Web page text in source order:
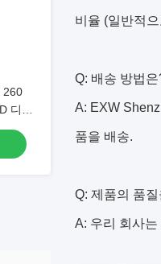
260
디스
비율 (일반적
Q: 배송 방법은
A: EXW
품을 배송.
Q: 제품의 품
A: 우리 회사